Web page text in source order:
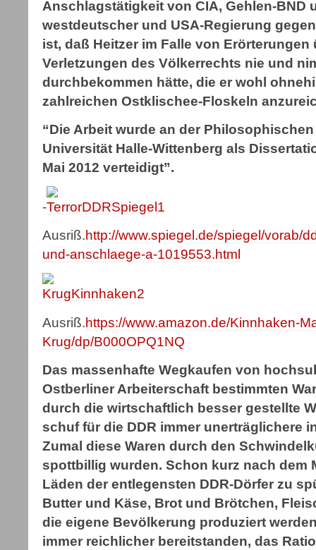
Anschlagstätigkeit von CIA, Gehlen-BND
westdeutscher und USA-Regierung
ist, daß Heitzer im Falle von
Verletzungen des Völkerrechts nie und
durchbekommen hätte, die er wohl
zahlreichen Ostklischee-Floskeln
“Die Arbeit wurde an der
Universität Halle-Wittenberg als
Mai 2012 verteidigt”.
-
Ausriß.http://www.spiegel.de/spiegel/vorab/
und-anschlaege-a-1019553.html
Ausriß.https://www.amazon.de/Kinnhaken-
Krug/dp/B000OPQ1NQ
Das massenhafte Wegkaufen von
Ostberliner Arbeiterschaft bestimmten
durch die wirtschaftlich besser gestellte
schuf für die DDR immer unerträglichere
Zumal diese Waren durch den
spottbillig wurden. Schon kurz nach dem
Läden der entlegensten DDR-Dörfer zu
Butter und Käse, Brot und Brötchen,
die eigene Bevölkerung produziert
immer reichlicher bereitstanden, das